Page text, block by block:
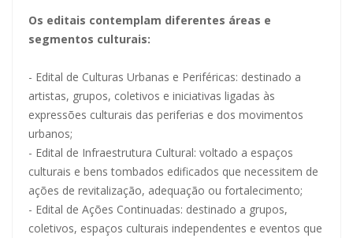
Os editais contemplam diferentes áreas e
segmentos culturais:
- Edital de Culturas Urbanas e Periféricas: destinado a
artistas, grupos, coletivos e iniciativas ligadas às
expressões culturais das periferias e dos movimentos
urbanos;
- Edital de Infraestrutura Cultural: voltado a espaços
culturais e bens tombados edificados que necessitem de
ações de revitalização, adequação ou fortalecimento;
- Edital de Ações Continuadas: destinado a grupos,
coletivos, espaços culturais independentes e eventos que